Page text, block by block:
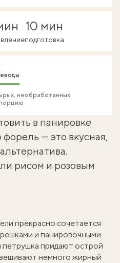
10 мин
подготовка
необработанных
в панировке
форель — это вкусная,
рисом и розовым
прекрасно сочетается
и панировочными
петрушка придают острой
немного жирный